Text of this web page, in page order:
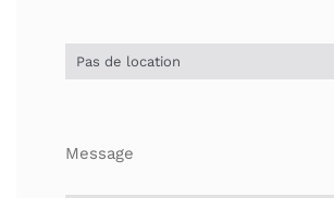
Message